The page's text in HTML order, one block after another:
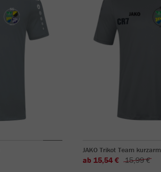
JAKO Trikot Team kurzarm
ab 15,54 € 15,99 €